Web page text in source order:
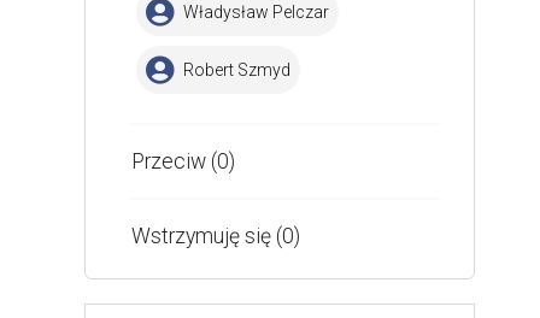
Władysław Pelczar
Robert Szmyd
Przeciw (0)
Wstrzymuję się (0)